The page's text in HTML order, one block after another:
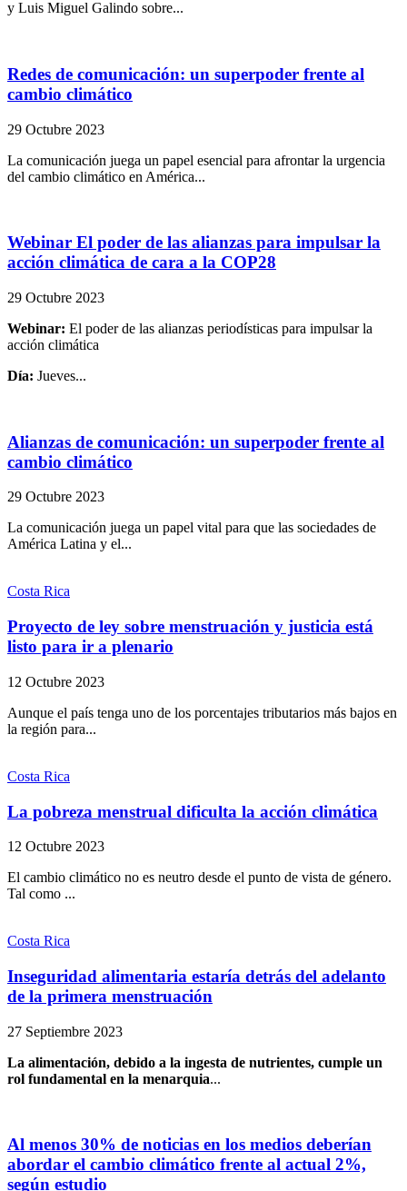
y Luis Miguel Galindo sobre...
Redes de comunicación: un superpoder frente al
cambio climático
29 Octubre 2023
La comunicación juega un papel esencial para afrontar la urgencia
del cambio climático en América...
Webinar El poder de las alianzas para impulsar la
acción climática de cara a la COP28
29 Octubre 2023
Webinar: El poder de las alianzas periodísticas para impulsar la
acción climática
Día: Jueves...
Alianzas de comunicación: un superpoder frente al
cambio climático
29 Octubre 2023
La comunicación juega un papel vital para que las sociedades de
América Latina y el...
Costa Rica
Proyecto de ley sobre menstruación y justicia está
listo para ir a plenario
12 Octubre 2023
Aunque el país tenga uno de los porcentajes tributarios más bajos en
la región para...
Costa Rica
La pobreza menstrual dificulta la acción climática
12 Octubre 2023
El cambio climático no es neutro desde el punto de vista de género.
Tal como ...
Costa Rica
Inseguridad alimentaria estaría detrás del adelanto
de la primera menstruación
27 Septiembre 2023
La alimentación, debido a la ingesta de nutrientes, cumple un
rol fundamental en la menarquia...
Al menos 30% de noticias en los medios deberían
abordar el cambio climático frente al actual 2%,
según estudio